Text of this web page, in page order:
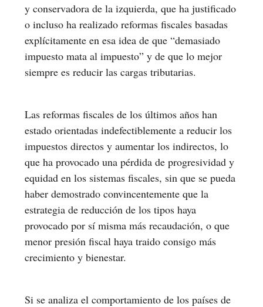
y conservadora de la izquierda, que ha justificado
o incluso ha realizado reformas fiscales basadas
explícitamente en esa idea de que “demasiado
impuesto mata al impuesto” y de que lo mejor
siempre es reducir las cargas tributarias.
Las reformas fiscales de los últimos años han
estado orientadas indefectiblemente a reducir los
impuestos directos y aumentar los indirectos, lo
que ha provocado una pérdida de progresividad y
equidad en los sistemas fiscales, sin que se pueda
haber demostrado convincentemente que la
estrategia de reducción de los tipos haya
provocado por sí misma más recaudación, o que
menor presión fiscal haya traido consigo más
crecimiento y bienestar.
Si se analiza el comportamiento de los países de